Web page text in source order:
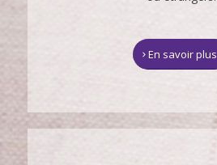
En savoir plus